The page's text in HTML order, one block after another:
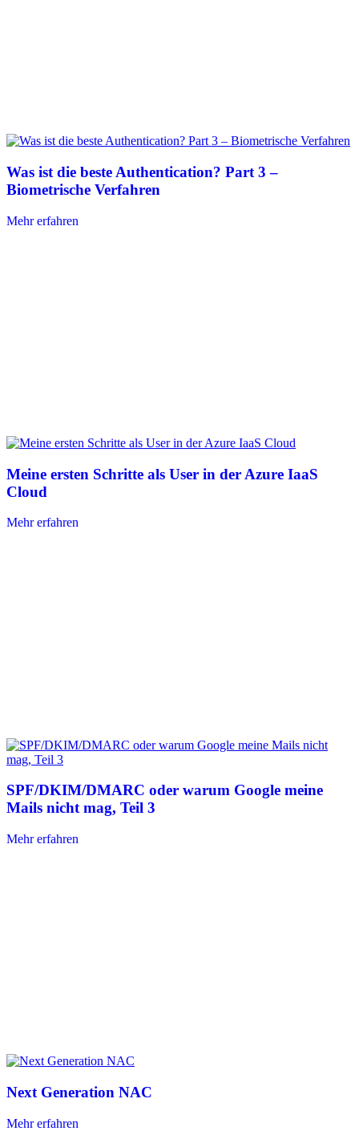
Was ist die beste Authentication? Part 3 –
Biometrische Verfahren
Mehr erfahren
Meine ersten Schritte als User in der Azure IaaS
Cloud
Mehr erfahren
SPF/DKIM/DMARC oder warum Google meine
Mails nicht mag, Teil 3
Mehr erfahren
Next Generation NAC
Mehr erfahren